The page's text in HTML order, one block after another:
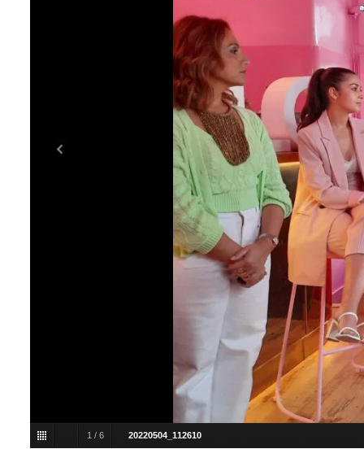
1 / 6 20220504_112610